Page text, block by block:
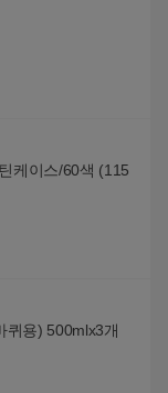
케이스/60색 (115
퀴용) 500mlx3개